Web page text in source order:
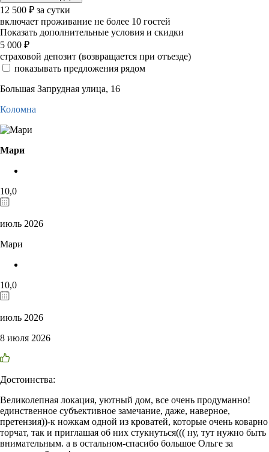
12 500 ₽ за сутки
включает проживание не более 10 гостей
Показать дополнительные условия и скидки
5 000 ₽
страховой депозит (возвращается при отъезде)
показывать предложения рядом
Большая Запрудная улица, 16
Коломна
Мари
10,0
июль 2026
Мари
10,0
июль 2026
8 июля 2026
Достоинства:
Великолепная локация, уютный дом, все очень продуманно!
единственное субъективное замечание, даже, наверное,
претензия))-к ножкам одной из кроватей, которые очень коварно
торчат, так и приглашая об них стукнуться((( ну, тут нужно быть
внимательным. а в остальном-спасибо большое Ольге за